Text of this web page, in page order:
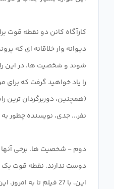
کارآگاه کانن دو نقطه قوت
دیوانه وار خلاقانه ای که
شوند و شخصیت ها. در این
را یاد خواهید گرفت که برای
(همچنین، دوربرگردان ترین
دوم - شخصیت ها. برخی آنها
این، با 27 فیلم تا به